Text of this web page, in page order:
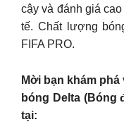
cậy và đánh giá
tế. Chất lượng
FIFA PRO.
Mời bạn khám
bóng Delta (Bóng
tại: